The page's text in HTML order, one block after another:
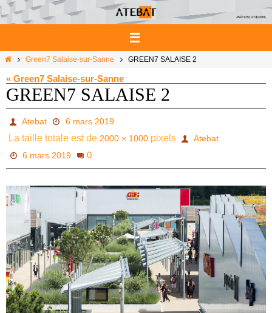
Passer
vers
le
HomeGreen7 Salaise-sur-Sanne GREEN7 SALAISE 2
« Green7 Salaise-sur-Sanne
GREEN7 SALAISE 2
Atebat 6 mars 2019
La taille totale est de 2000 × 1000 pixels
Atebat
6 mars 2019
0